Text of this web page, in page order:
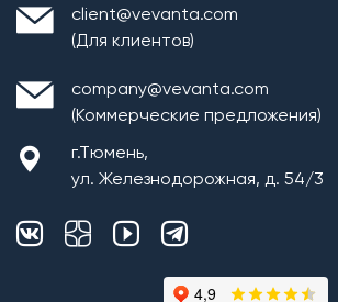
client@vevanta.com
(Для клиентов)
company@vevanta.com
(Коммерческие предложения)
г.Тюмень,
ул. Железнодорожная, д. 54/3